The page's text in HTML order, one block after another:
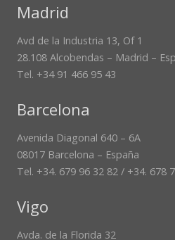
Madrid
Avd de la Industria 13, Of 1
28.108 Alcobendas – Madrid –
Tel. +34 91 466 95 43
Barcelona
Avenida Diagonal 640 – 6A
08017 Barcelona – España
Tel. +34. 679 96 32 82 / +34. 678
Vigo
Avda. de la Florida 32